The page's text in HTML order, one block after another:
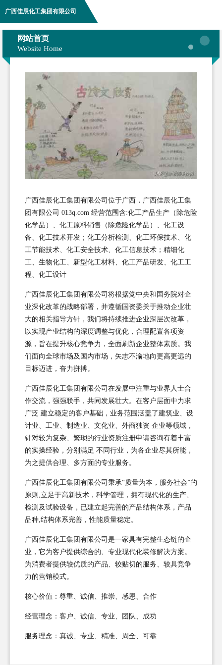
广西佳辰化工集团有限公司
网站首页
Website Home
广西佳辰化工集团有限公司位于广西，广西佳辰化工集
团有限公司 013q.com 经营范围含:化工产品生产（除危险
化学品）、化工原料销售（除危险化学品）、化工设
备、化工技术开发；化工分析检测、化工环保技术、化
工节能技术、化工安全技术、化工信息技术；精细化
工、生物化工、新型化工材料、化工产品研发、化工工
程、化工设计
广西佳辰化工集团有限公司将根据党中央和国务院对企
业深化改革的战略部署，并遵循国资委关于推动企业壮
大的相关指导方针，我们将持续推进企业深层次改革，
以实现产业结构的深度调整与优化，合理配置各项资
源，旨在提升核心竞争力，全面刷新企业整体素质。我
们面向全球市场及国内市场，矢志不渝地向更高更远的
目标迈进，奋力拼搏。
广西佳辰化工集团有限公司在发展中注重与业界人士合
作交流，强强联手，共同发展壮大。在客户层面中力求
广泛 建立稳定的客户基础，业务范围涵盖了建筑业、设
计业、工业、制造业、文化业、外商独资 企业等领域，
针对较为复杂、繁琐的行业资质注册申请咨询有着丰富
的实操经验，分别满足 不同行业，为各企业尽其所能，
为之提供合理、多方面的专业服务。
广西佳辰化工集团有限公司秉承“质量为本，服务社会”的
原则,立足于高新技术，科学管理，拥有现代化的生产、
检测及试验设备，已建立起完善的产品结构体系，产品
品种,结构体系完善，性能质量稳定。
广西佳辰化工集团有限公司是一家具有完整生态链的企
业，它为客户提供综合的、专业现代化装修解决方案。
为消费者提供较优质的产品、较贴切的服务、较具竞争
力的营销模式。
核心价值：尊重、诚信、推崇、感恩、合作
经营理念：客户、诚信、专业、团队、成功
服务理念：真诚、专业、精准、周全、可靠